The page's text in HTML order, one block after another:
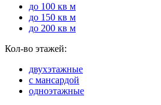
до 100 кв м
до 150 кв м
до 200 кв м
Кол-во этажей:
двухэтажные
с мансардой
одноэтажные